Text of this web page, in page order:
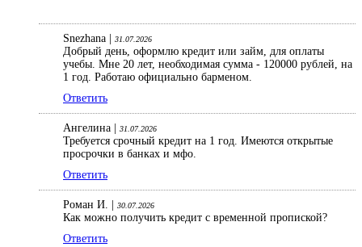
Snezhana | 31.07.2026
Добрый день, оформлю кредит или займ, для оплаты
учебы. Мне 20 лет, необходимая сумма - 120000 рублей, на
1 год. Работаю официально барменом.
Ответить
Ангелина | 31.07.2026
Требуется срочный кредит на 1 год. Имеются открытые
просрочки в банках и мфо.
Ответить
Роман И. | 30.07.2026
Как можно получить кредит с временной пропиской?
Ответить